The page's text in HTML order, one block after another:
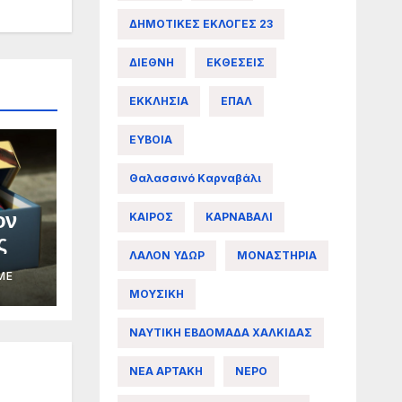
ΔΗΜΟΤΙΚΕΣ ΕΚΛΟΓΕΣ 23
ΔΙΕΘΝΗ ΕΚΘΕΣΕΙΣ
ΕΚΚΛΗΣΙΑ ΕΠΑΛ
ΕΥΒΟΙΑ
Θαλασσινό Καρναβάλι
ΚΑΙΡΟΣ ΚΑΡΝΑΒΑΛΙ
ΛΑΛΟΝ ΥΔΩΡ ΜΟΝΑΣΤΗΡΙΑ
ΜΟΥΣΙΚΗ
ΝΑΥΤΙΚΗ ΕΒΔΟΜΑΔΑ ΧΑΛΚΙΔΑΣ
ΝΕΑ ΑΡΤΑΚΗ ΝΕΡΟ